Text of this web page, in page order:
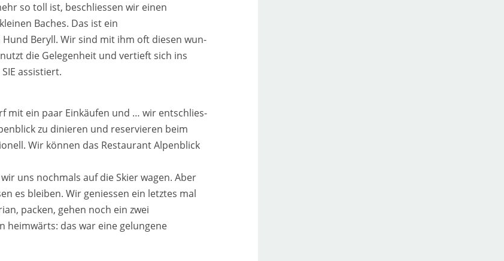
so toll ist, beschlies­sen wir einen
Baches. Das ist ein
Beryll. Wir sind mit ihm oft die­sen wun­
die Gelegenheit und ver­tieft sich ins
assis­tiert.
mit ein paar Einkäufen und … wir ent­schlies­
zu dinie­ren und reser­vie­ren beim
Wir kön­nen das Restaurant Alpenblick
uns noch­mals auf die Skier wagen. Aber
es blei­ben. Wir genies­sen ein letz­tes mal
packen, gehen noch ein zwei
heim­wärts: das war eine gelun­ge­ne